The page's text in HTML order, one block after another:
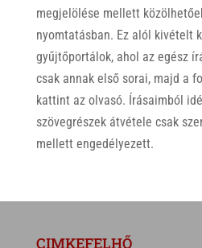
megjelölése mellett
nyomtatásban. Ez alól kivételt
gyűjtőportálok, ahol az egész
csak annak első sorai, majd a
kattint az olvasó. Írásaimból
szövegrészek átvétele csak
mellett engedélyezett.
CIMKEFELHŐ